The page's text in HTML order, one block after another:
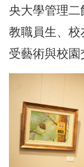
央大學管理二
教職員生、
受藝術與校園